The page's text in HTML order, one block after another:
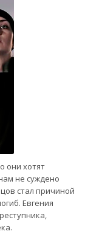
они хотят
не суждено
стал причиной
Евгения